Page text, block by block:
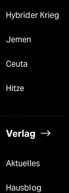
Hybrider Krieg
Jemen
Ceuta
Hitze
Verlag
Aktuelles
Hausblog